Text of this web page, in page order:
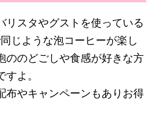
リスタやグストを使っている
じような泡コーヒーが楽し
ののどごしや食感が好きな方
よ。
布やキャンペーンもありお得